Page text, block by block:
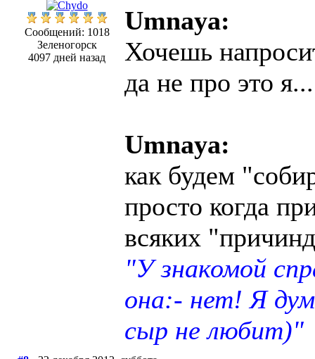
Сообщений: 1018
Зеленогорск
4097 дней назад
Umnaya:
Хочешь
да не про это я...
Umnaya:
как будем
просто когда
всяких
"У знакомой
она:- нет! Я
сыр не любит)"